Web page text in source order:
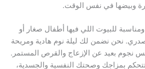
وبيضها في نفس الوقت.
للبيوت اللي فيها أطفال صغار أو
نحن نضمن لك ليلة نوم هادية ومريحة
نجوم بعيد عن الإزعاج والقرص المستمر.
بمزاجك وصحتك النفسية والجسدية،